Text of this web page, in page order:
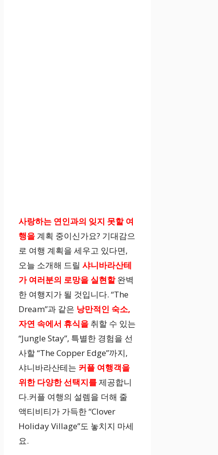
사랑하는 연인과의 잊지 못할 여
행을 계획 중이신가요? 기대감으
로 여행 계획을 세우고 있다면,
오늘 소개해 드릴 샤니바라산테
가 여러분의 로망을 실현할완벽
한 여행지가 될 것입니다. “The
Dream”과 같은 낭만적인 숙소,
자연 속에서 휴식을 취할 수 있는
“Jungle Stay”, 특별한 경험을 선
사할 “The Copper Edge”까지,
샤니바라산테는 커플 여행객을
위한 다양한 선택지를제공합니
다.커플 여행의 설렘을 더해 줄
액티비티가 가득한 “Clover
Holiday Village”도 놓치지 마세
요.